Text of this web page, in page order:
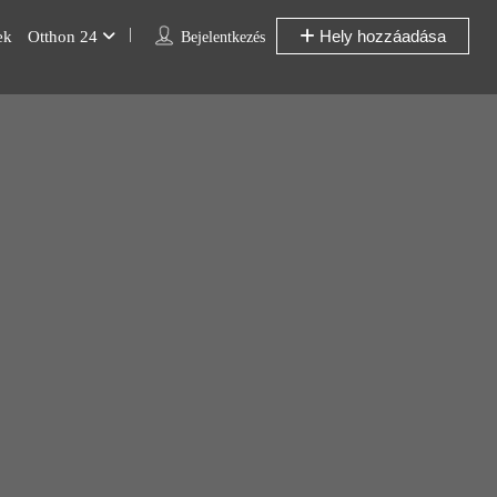
Bejelentkezés Hely hozzáadása
Otthon 24